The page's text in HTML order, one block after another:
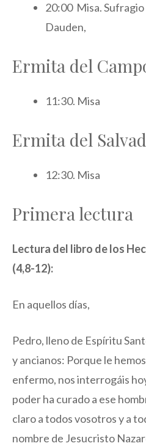
20:00 Misa.
Dauden,
Ermita del
11:30. Misa
Ermita del
12:30. Misa
Primera lectura
Lectura del libro de los
(4,8-12):
En aquellos días,
Pedro, lleno de Espíritu
y ancianos: Porque le
enfermo, nos interrogáis
poder ha curado a ese
claro a todos vosotros y a
nombre de Jesucristo